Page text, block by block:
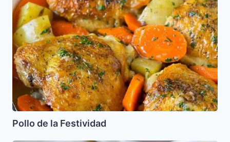
Pollo de la Festividad